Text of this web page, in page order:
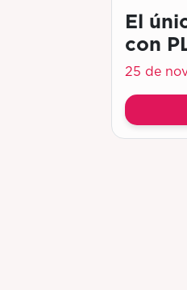
El
con
25 de